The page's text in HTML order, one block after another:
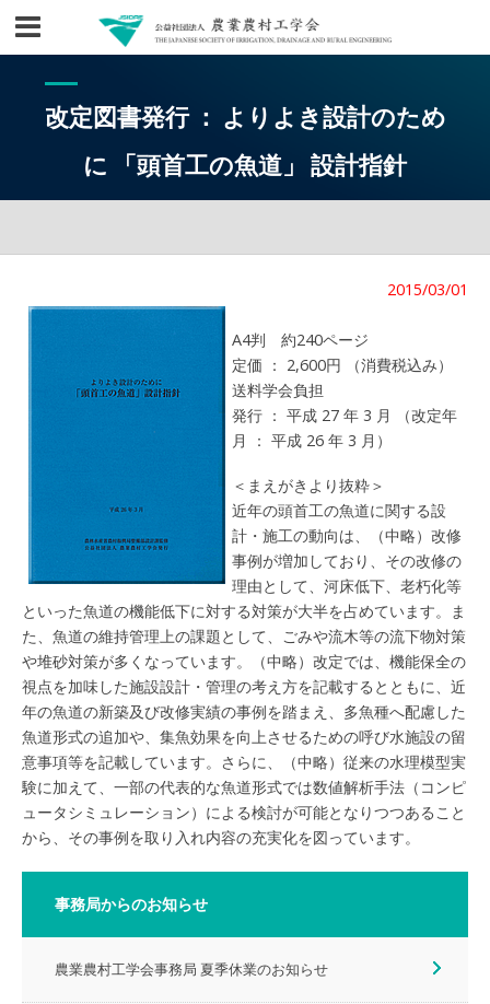
改定図書発行 ： よりよき設計のため
に 「頭首工の魚道」 設計指針
2015/03/01
A4判 約240ページ
定価 ： 2,600円 （消費税込み）
送料学会負担
発行 ： 平成 27 年 3 月 （改定年
月 ： 平成 26 年 3 月）
＜まえがきより抜粋＞
近年の頭首工の魚道に関する設
計・施工の動向は、（中略）改修
事例が増加しており、その改修の
理由として、河床低下、老朽化等
といった魚道の機能低下に対する対策が大半を占めています。ま
た、魚道の維持管理上の課題として、ごみや流木等の流下物対策
や堆砂対策が多くなっています。（中略）改定では、機能保全の
視点を加味した施設設計・管理の考え方を記載するとともに、近
年の魚道の新築及び改修実績の事例を踏まえ、多魚種へ配慮した
魚道形式の追加や、集魚効果を向上させるための呼び水施設の留
意事項等を記載しています。さらに、（中略）従来の水理模型実
験に加えて、一部の代表的な魚道形式では数値解析手法（コンピ
ュータシミュレーション）による検討が可能となりつつあること
から、その事例を取り入れ内容の充実化を図っています。
事務局からのお知らせ
農業農村工学会事務局 夏季休業のお知らせ